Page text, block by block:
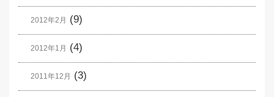
2012年2月 (9)
2012年1月 (4)
2011年12月 (3)